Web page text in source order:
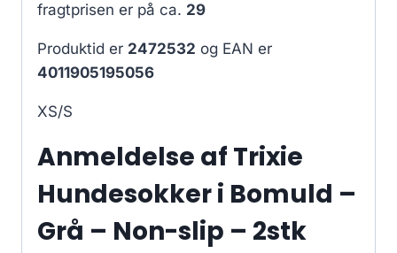
fragtprisen er på ca. 29
Produktid er 2472532 og EAN er
4011905195056
XS/S
Anmeldelse af Trixie
Hundesokker i Bomuld –
Grå – Non-slip – 2stk